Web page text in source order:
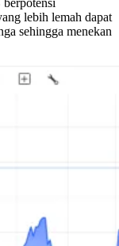
lebih lemah dapat
sehingga menekan